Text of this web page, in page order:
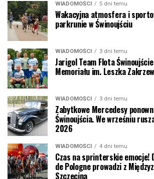
WIADOMOŚCI 5 dni temu
Wakacyjna atmosfera i
parkrunie w Świnoujściu
WIADOMOŚCI 3 dni temu
Jarigol Team Flota
Memoriału im. Leszka
WIADOMOŚCI 3 dni temu
Zabytkowe Mercedesy
Świnoujścia. We wrześniu
2026
WIADOMOŚCI 4 dni temu
Czas na sprinterskie emocje!
de Pologne prowadzi z
Szczecina